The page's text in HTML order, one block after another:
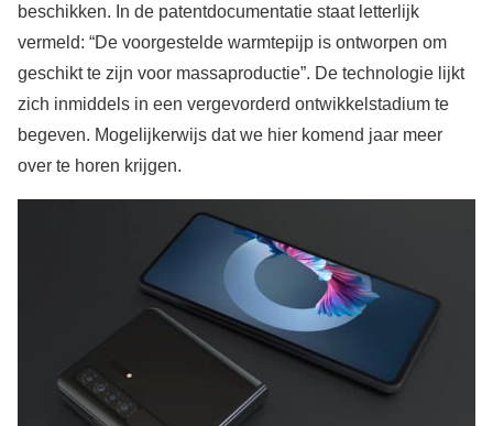
beschikken. In de patentdocumentatie staat letterlijk
vermeld: “De voorgestelde warmtepijp is ontworpen om
geschikt te zijn voor massaproductie”. De technologie lijkt
zich inmiddels in een vergevorderd ontwikkelstadium te
begeven. Mogelijkerwijs dat we hier komend jaar meer
over te horen krijgen.